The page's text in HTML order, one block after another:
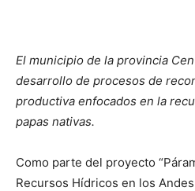
El municipio de la provincia
desarrollo de procesos de
productiva enfocados en la
papas nativas.
Como parte del proyecto
Recursos Hídricos en los